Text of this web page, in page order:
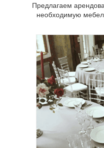
Предлагаем
необходимую